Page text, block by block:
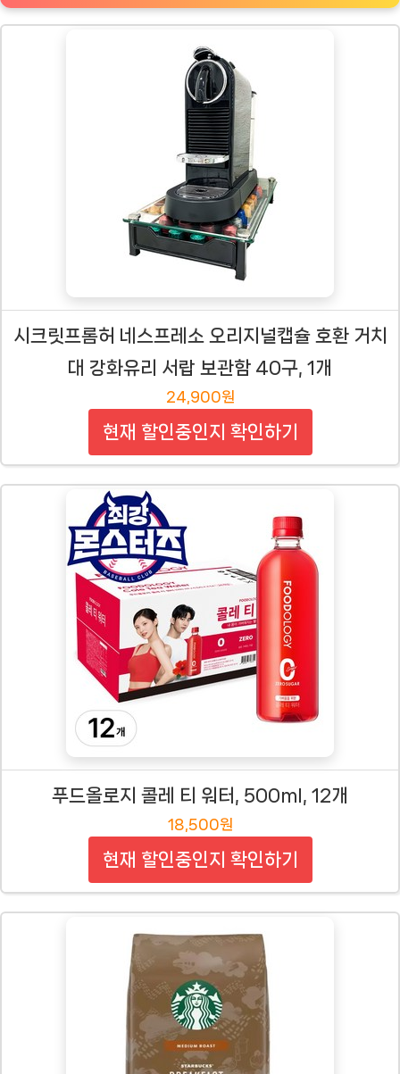
시크릿프롬허 네스프레소 오리지널캡슐 호환 거치
대 강화유리 서랍 보관함 40구, 1개
24,900원
현재 할인중인지 확인하기
푸드올로지 콜레 티 워터, 500ml, 12개
18,500원
현재 할인중인지 확인하기